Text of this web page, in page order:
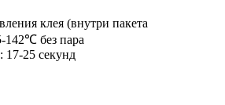
клея (внутри пакета
142℃ без пара
17-25 секунд